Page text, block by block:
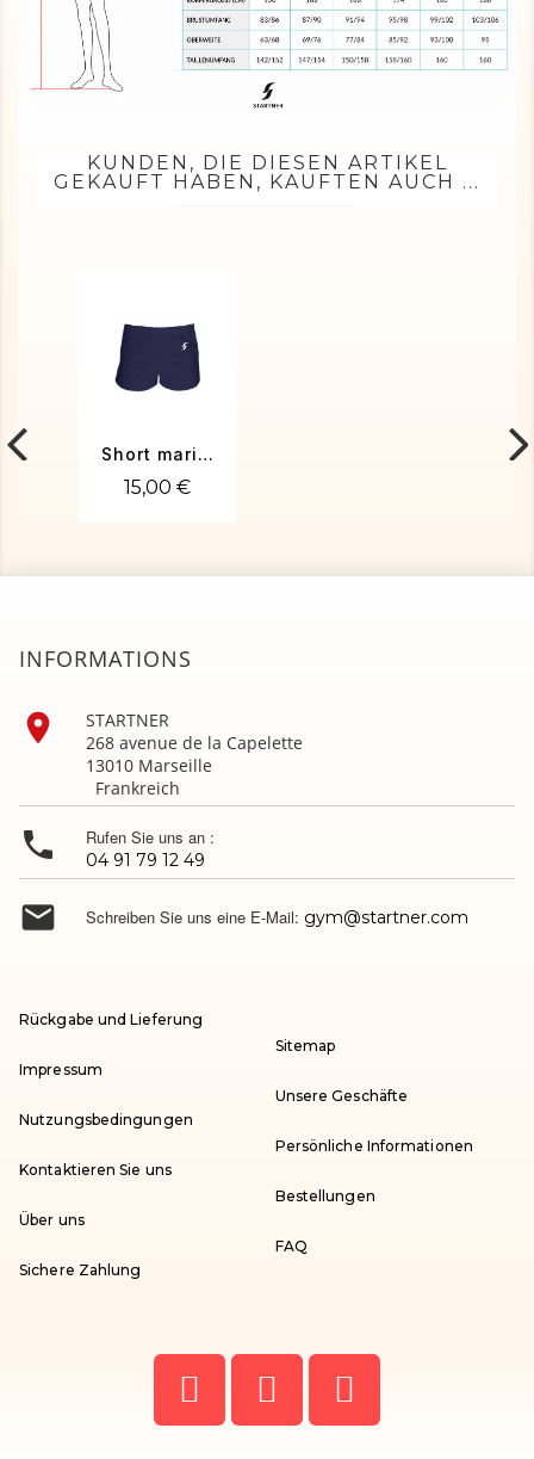
KUNDEN, DIE DIESEN ARTIKEL
GEKAUFT HABEN, KAUFTEN AUCH ...
Short marine
15,00 €
INFORMATIONS

STARTNER
268 avenue de la Capelette
13010 Marseille
Frankreich
 Rufen Sie uns an :
04 91 79 12 49
 Schreiben Sie uns eine E-Mail: gym@startner.com
Rückgabe und Lieferung
Impressum
Nutzungsbedingungen
Kontaktieren Sie uns
Über uns
Sichere Zahlung
Sitemap
Unsere Geschäfte
Persönliche Informationen
Bestellungen
FAQ